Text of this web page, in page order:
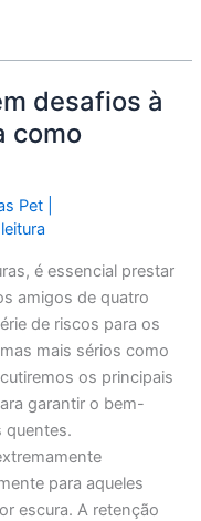
desafios à
como
Pet
é essencial prestar
amigos de quatro
de riscos para os
mais sérios como
os principais
garantir o bem-
quentes.
para aqueles
escura. A retenção